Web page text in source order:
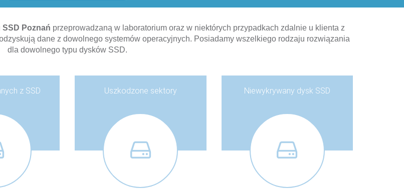
Poznań przeprowadzaną w laboratorium oraz w niektórych przypadkach zdalnie u klienta z
dane z dowolnego systemów operacyjnych. Posiadamy wszelkiego rodzaju rozwiązania
dla dowolnego typu dysków SSD.
z SSD Uszkodzone sektory Niewykrywany dysk SSD